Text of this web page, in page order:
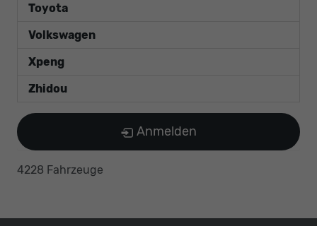
Toyota
Volkswagen
Xpeng
Zhidou
Anmelden
4228 Fahrzeuge